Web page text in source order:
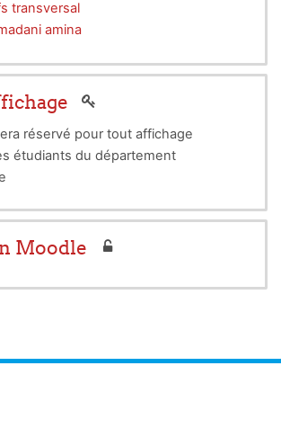
et les connaissances nécessaires
et gérer une entreprise avec
sont abordés
le financement, le
des opérations, la gestion
humaines et la stratégie
transversal
amina
réservé pour tout affichage
étudiants du département
Moodle